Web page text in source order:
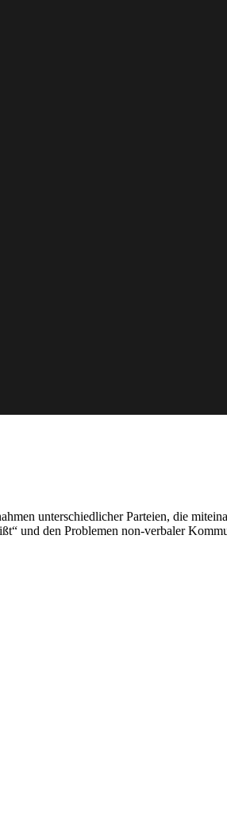
unterschiedlicher Parteien, die
und den Problemen non-verbaler